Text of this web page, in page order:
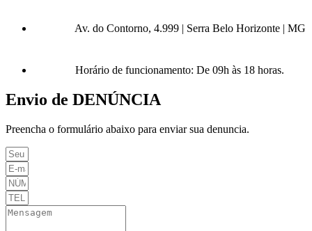
Av. do Contorno, 4.999 | Serra Belo Horizonte | MG
Horário de funcionamento: De 09h às 18 horas.
Envio de DENÚNCIA
Preencha o formulário abaixo para enviar sua denuncia.